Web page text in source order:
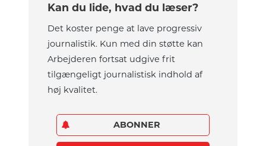
Kan du lide, hvad du læser?
Det koster penge at lave progressiv
journalistik. Kun med din støtte kan
Arbejderen fortsat udgive frit
tilgængeligt journalistisk indhold af
høj kvalitet.
ABONNER